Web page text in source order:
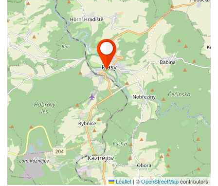
Leaflet | ©OpenStreetMapcontributors